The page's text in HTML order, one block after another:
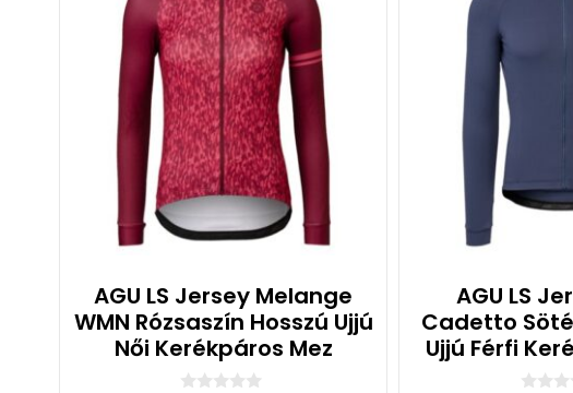
AGU LS Jersey Melange
WMN Rózsaszín Hosszú Ujjú
Női Kerékpáros Mez
AGU LS
Cadetto
Ujjú Férfi